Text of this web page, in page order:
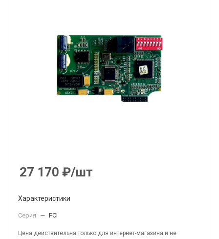
27 170 ₽/шт
Характеристики
Серия — FCI
Цена действительна только для интернет-магазина и не